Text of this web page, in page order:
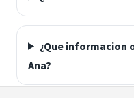
¿Que informacion
Ana?